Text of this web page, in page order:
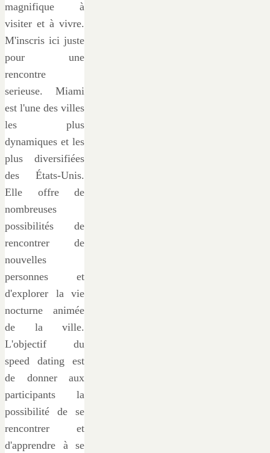
magnifique à
visiter et à vivre.
M'inscris ici juste
pour une
rencontre
serieuse. Miami
est l'une des villes
les plus
dynamiques et les
plus diversifiées
des États-Unis.
Elle offre de
nombreuses
possibilités de
rencontrer de
nouvelles
personnes et
d'explorer la vie
nocturne animée
de la ville.
L'objectif du
speed dating est
de donner aux
participants la
possibilité de se
rencontrer et
d'apprendre à se